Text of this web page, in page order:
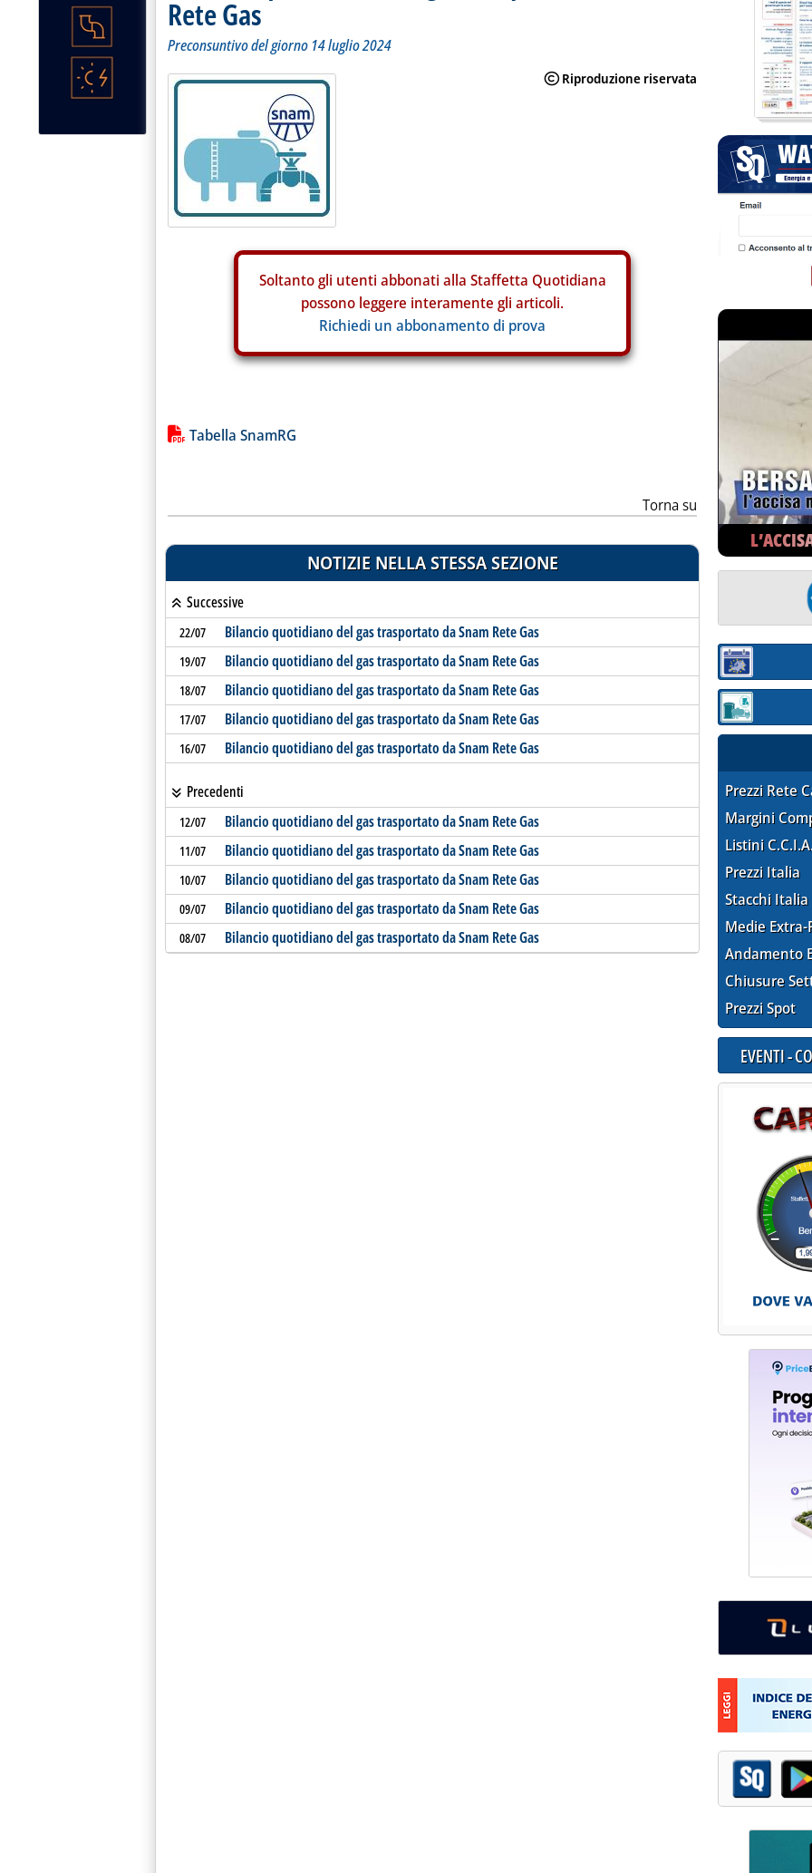
Rete Gas
Preconsuntivo del giorno 14 luglio 2024
Soltanto gli utenti abbonati alla Staffetta Quotidiana
possono leggere interamente gli articoli.
Richiedi un abbonamento di prova
Lista allegati PDF alla notizia
Tabella SnamRG
Torna su
NOTIZIE NELLA STESSA SEZIONE
Successive
22/07 Bilancio quotidiano del gas trasportato da Snam Rete Gas
19/07 Bilancio quotidiano del gas trasportato da Snam Rete Gas
18/07 Bilancio quotidiano del gas trasportato da Snam Rete Gas
17/07 Bilancio quotidiano del gas trasportato da Snam Rete Gas
16/07 Bilancio quotidiano del gas trasportato da Snam Rete Gas
Precedenti
12/07 Bilancio quotidiano del gas trasportato da Snam Rete Gas
11/07 Bilancio quotidiano del gas trasportato da Snam Rete Gas
10/07 Bilancio quotidiano del gas trasportato da Snam Rete Gas
09/07 Bilancio quotidiano del gas trasportato da Snam Rete Gas
08/07 Bilancio quotidiano del gas trasportato da Snam Rete Gas
Sezione:
Sezione:
Prezzi Rete
Margini
Listini
Prezzi Italia
Stacchi Italia
Medie Extra-
Andamento
Chiusure
Prezzi Spot
EVENTI -